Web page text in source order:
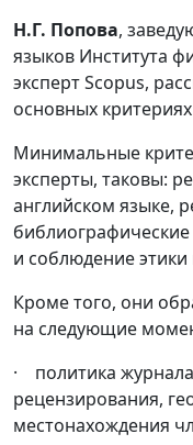
Н.Г. Попова,
языков Института
эксперт Scopus,
основных
Минимальные
эксперты, таковы:
английском языке,
и соблюдение
Кроме того, они
на следующие
· политика
рецензирования,
местонахождения